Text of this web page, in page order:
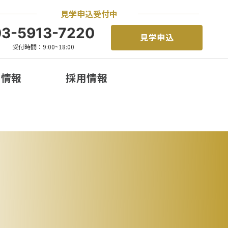
見学申込受付中
5913-7220
受付時間：9:00~18:00
見学申込
報 採用情報